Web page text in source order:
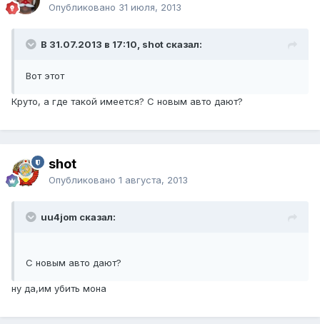
Опубликовано 31 июля, 2013
В 31.07.2013 в 17:10, shot сказал:
Вот этот
Круто, а где такой имеется? С новым авто дают?
shot
Опубликовано 1 августа, 2013
uu4jom сказал:
С новым авто дают?
ну да,им убить мона